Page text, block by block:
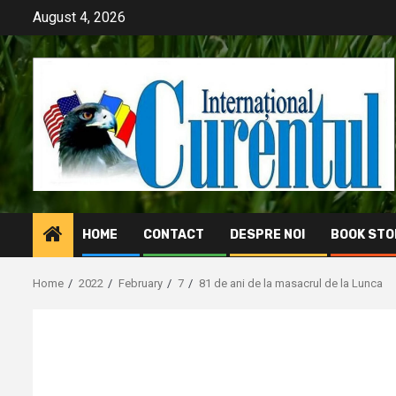
content
August 4, 2026
HOME CONTACT DESPRE NOI BOOK
Home 2022 February 7 81 de ani de la masacrul de la Lunca